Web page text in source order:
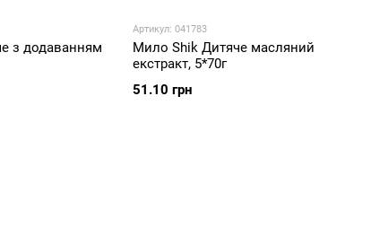
з додаванням
Артикул: 041783
Мило Shik Дитяче масляний
екстракт, 5*70г
51.10 грн